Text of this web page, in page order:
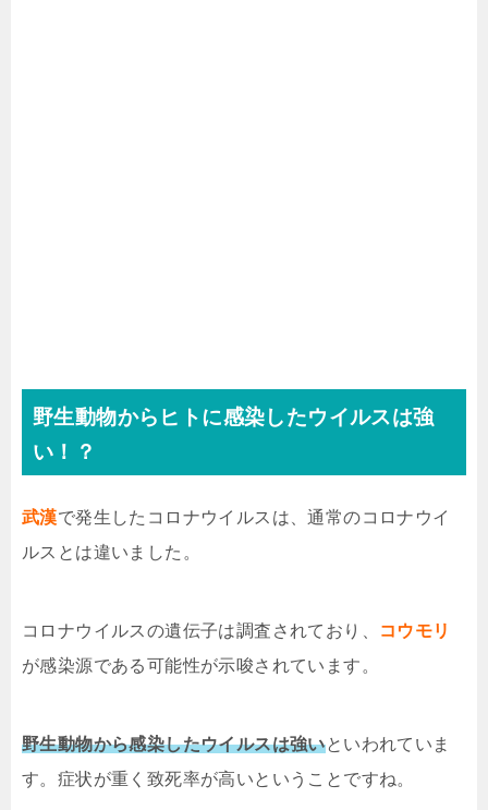
野生動物からヒトに感染したウイルスは強
い！？
武漢で発生したコロナウイルスは、通常のコロナウイ
ルスとは違いました。
コロナウイルスの遺伝子は調査されており、
コウモリ
が感染源である可能性が示唆されています。
野生動物から感染したウイルスは強いといわれていま
す。症状が重く致死率が高いということですね。